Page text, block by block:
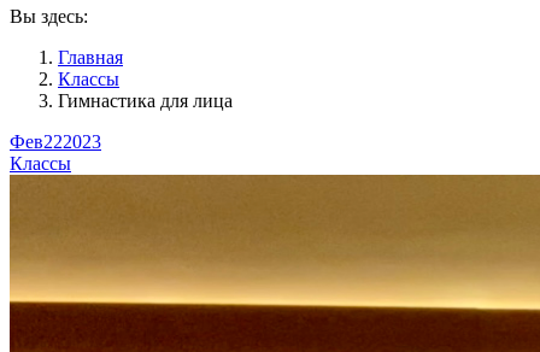
Вы здесь:
Главная
Классы
Гимнастика для лица
Фев222023
Классы